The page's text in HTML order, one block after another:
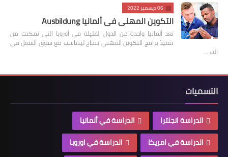
06 ديسمبر 2022
التكوين المهني في ألمانيا Ausbildung
تعد ألمانيا واحدة من الدول القليلة في أوروبا التي تمكنت من
تنفيذ برامج التكوين المهني بنجاح ليتناسب مع سوق الشغل في
الب…
التسميات
الدراسة انجلترا
الدراسة في ألمانيا
الدراسة في امريكا
الدراسة في اوروبا